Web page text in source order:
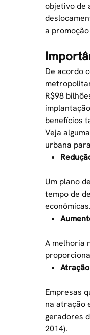
objetivo de
a
De acordo
R$98
benefícios
Veja
urbana
Um plano
tempo de
econômicas.
A melhoria
Empresas
na atração
geradores
2014).